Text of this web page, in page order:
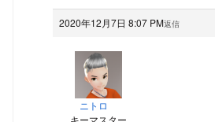
2020年12月7日 8:07 PM返信
ニトロ
キーマスター